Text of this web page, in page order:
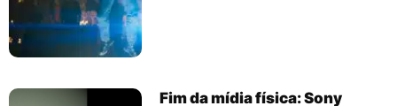
Fim da mídia física: Sony